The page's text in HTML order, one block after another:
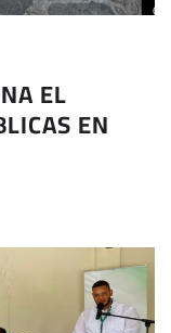
EL
EN